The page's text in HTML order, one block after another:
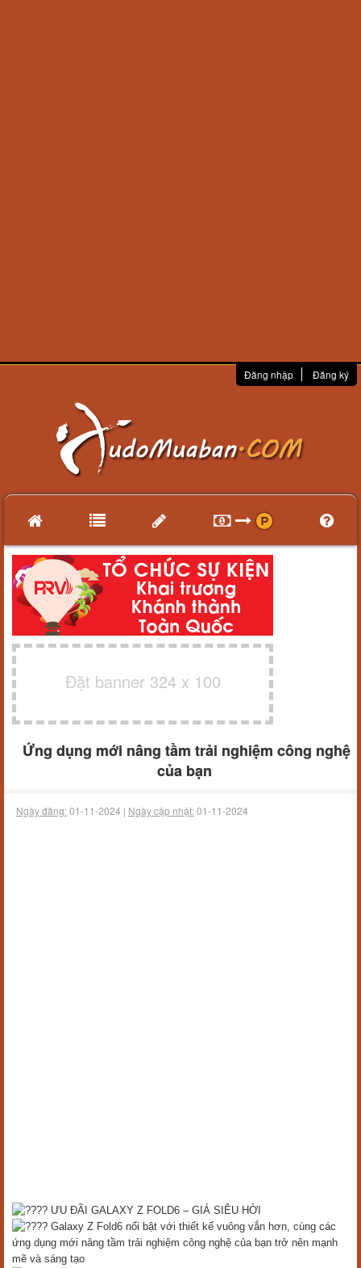
Đăng nhập Đăng ký
Đặt banner 324 x 100
Ứng dụng mới nâng tầm trải nghiệm công nghệ
của bạn
Ngày đăng:01-11-2024 | Ngày cập nhật:01-11-2024
ƯU ĐÃI GALAXY Z FOLD6 – GIÁ SIÊU HỜI
Galaxy Z Fold6 nổi bật với thiết kế vuông vắn hơn, cùng các
ứng dụng mới nâng tầm trải nghiệm công nghệ của bạn trở nên mạnh
mẽ và sáng tạo